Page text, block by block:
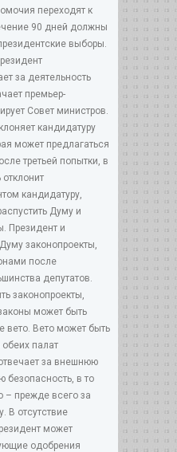
переходят к
90 дней должны
выборы.
за деятельность
премьер-
Совет министров.
кандидатуру
может предлагаться
третьей попытки, в
кандидатуру,
Думу и
Президент и
законопроекты,
после
депутатов.
законопроекты,
может быть
вето. Вето может быть
палат
за внешнюю
безопасность, в то
– прежде всего за
В отсутствие
может
одобрения